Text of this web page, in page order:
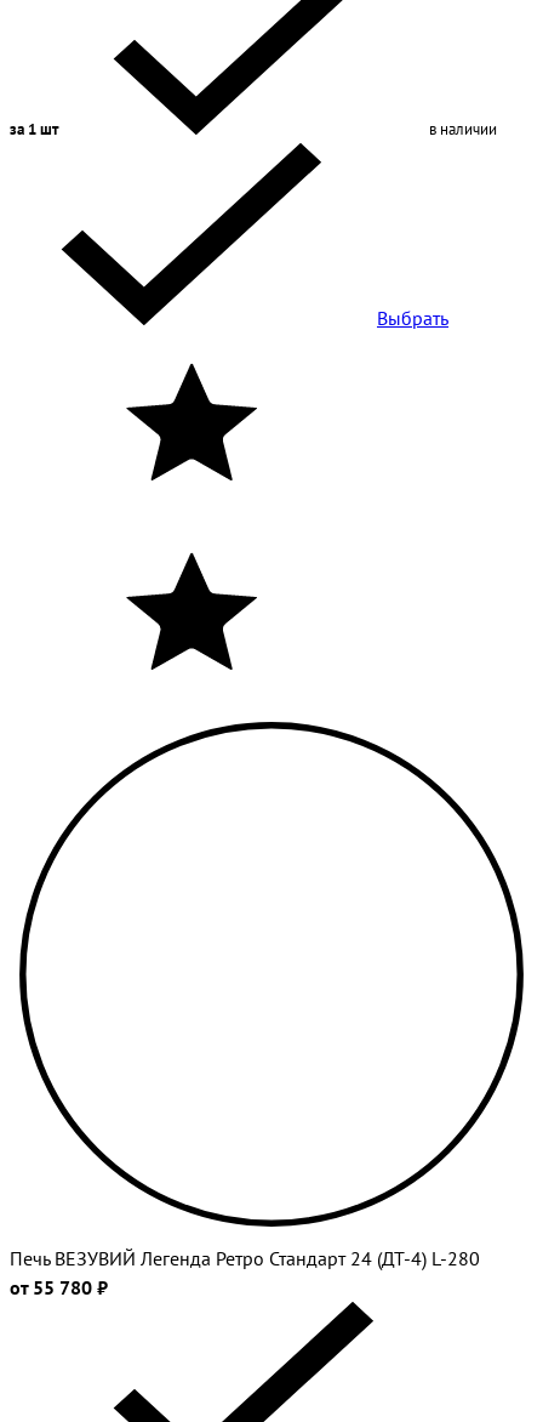
за 1 шт в наличии
Выбрать
Печь ВЕЗУВИЙ Легенда Ретро Стандарт 24 (ДТ-4) L-280
от 55 780 ₽